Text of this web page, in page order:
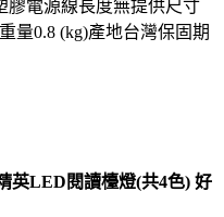
膠電源線長度無提供尺寸
量0.8 (kg)產地台灣保固期
英LED閱讀檯燈(共4色) 好